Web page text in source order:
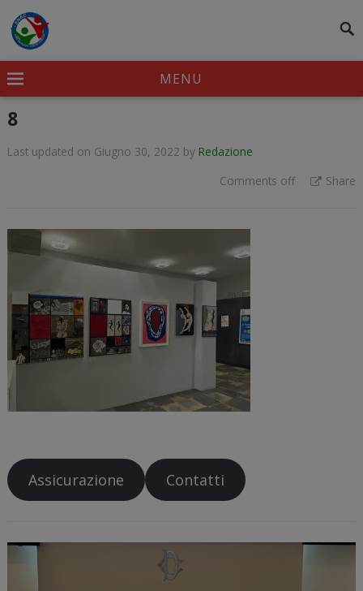
MENU
8
Last updated on Giugno 30, 2022 by Redazione
Comments off
Share
Assicurazione Contatti